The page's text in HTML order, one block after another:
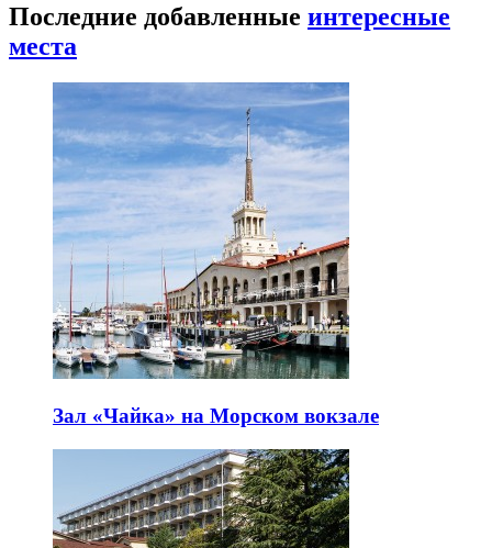
Последние добавленные интересные
места
Зал «Чайка» на Морском вокзале